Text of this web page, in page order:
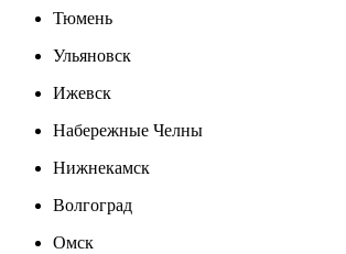
Тюмень
Ульяновск
Ижевск
Набережные Челны
Нижнекамск
Волгоград
Омск